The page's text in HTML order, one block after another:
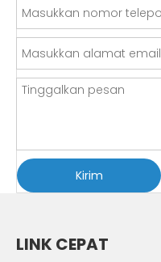
Kirim
LINK CEPAT